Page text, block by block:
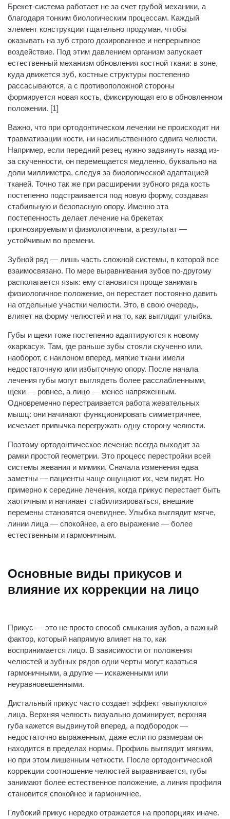
Брекет-система работает не за счет грубой механики, а
благодаря тонким биологическим процессам. Каждый
элемент конструкции тщательно продуман, чтобы
оказывать на зуб строго дозированное и непрерывное
воздействие. Под этим давлением организм запускает
естественный механизм обновления костной ткани: в зоне,
куда движется зуб, костные структуры постепенно
рассасываются, а с противоположной стороны
формируется новая кость, фиксирующая его в обновленном
положении. [1]
Важно, что при ортодонтическом лечении не происходит ни
травматизации кости, ни насильственного сдвига челюсти.
Например, если передний резец нужно задвинуть назад из-
за скученности, он перемещается медленно, буквально на
доли миллиметра, следуя за биологической адаптацией
тканей. Точно так же при расширении зубного ряда кость
постепенно подстраивается под новую форму, создавая
стабильную и безопасную опору. Именно эта
постепенность делает лечение на брекетах
прогнозируемым и физиологичным, а результат —
устойчивым во времени.
Зубной ряд — лишь часть сложной системы, в которой все
взаимосвязано. По мере выравнивания зубов по-другому
располагается язык: ему становится проще занимать
физиологичное положение, он перестает постоянно давить
на отдельные участки челюсти. Это, в свою очередь,
влияет на форму челюстей и на то, как выглядит улыбка.
Губы и щеки тоже постепенно адаптируются к новому
«каркасу». Там, где раньше зубы стояли скученно или,
наоборот, с наклоном вперед, мягкие ткани имели
недостаточную или избыточную опору. После начала
лечения губы могут выглядеть более расслабленными,
щеки — ровнее, а лицо — менее напряженным.
Одновременно перестраивается работа жевательных
мышц: они начинают функционировать симметричнее,
исчезает привычка перегружать одну сторону челюсти.
Поэтому ортодонтическое лечение всегда выходит за
рамки простой геометрии. Это процесс перестройки всей
системы жевания и мимики. Сначала изменения едва
заметны — пациенты чаще ощущают их, чем видят. Но
примерно к середине лечения, когда прикус перестает быть
хаотичным и начинает стабилизироваться, внешние
перемены становятся очевиднее. Улыбка выглядит мягче,
линии лица — спокойнее, а его выражение — более
естественным и гармоничным.
Основные виды прикусов и
влияние их коррекции на лицо
Прикус — это не просто способ смыкания зубов, а важный
фактор, который напрямую влияет на то, как
воспринимается лицо. В зависимости от положения
челюстей и зубных рядов одни черты могут казаться
гармоничными, а другие — искаженными или
неуравновешенными.
Дистальный прикус часто создает эффект «выпуклого»
лица. Верхняя челюсть визуально доминирует, верхняя
губа кажется выдвинутой вперед, а подбородок —
недостаточно выраженным, даже если по размерам он
находится в пределах нормы. Профиль выглядит мягким,
но при этом лишенным четкости. После ортодонтической
коррекции соотношение челюстей выравнивается, губы
занимают более естественное положение, а линия профиля
становится спокойнее и гармоничнее.
Глубокий прикус нередко отражается на пропорциях иначе.